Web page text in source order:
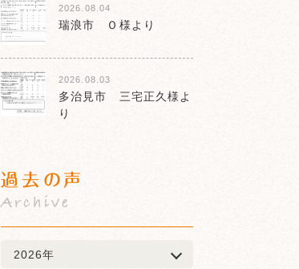
2026.08.04
瑞浪市 Ｏ様より
2026.08.03
多治見市 三宅正久様よ
り
過去の声
Archive
2026年